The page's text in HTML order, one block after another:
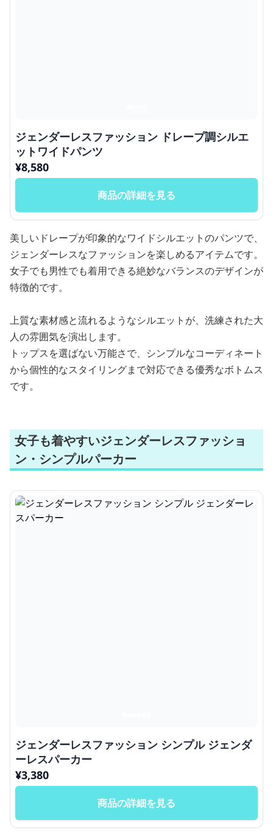
ジェンダーレスファッション ドレープ調シルエ
ットワイドパンツ
¥8,580
商品の詳細を見る
美しいドレープが印象的なワイドシルエットのパンツで、
ジェンダーレスなファッションを楽しめるアイテムです。
女子でも男性でも着用できる絶妙なバランスのデザインが
特徴的です。
上質な素材感と流れるようなシルエットが、洗練された大
人の雰囲気を演出します。
トップスを選ばない万能さで、シンプルなコーディネート
から個性的なスタイリングまで対応できる優秀なボトムス
です。
女子も着やすいジェンダーレスファッショ
ン・シンプルパーカー
ジェンダーレスファッション シンプル ジェンダ
ーレスパーカー
¥3,380
商品の詳細を見る